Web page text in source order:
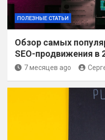
ПОЛЕЗНЫЕ СТАТЬИ
Обзор самых
SEO-продвижения в
7 месяцев ago